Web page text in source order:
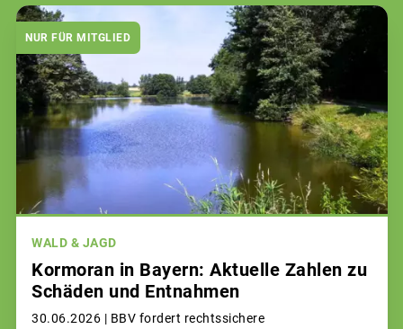
NUR FÜR MITGLIED
WALD & JAGD
Kormoran in Bayern: Aktuelle Zahlen zu
Schäden und Entnahmen
30.06.2026 | BBV fordert rechtssichere